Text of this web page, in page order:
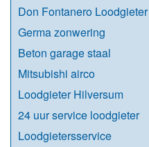
Don Fontanero Loodgieter
Germa zonwering
Beton garage staal
Mitsubishi airco
Loodgieter Hilversum
24 uur service loodgieter
Loodgietersservice